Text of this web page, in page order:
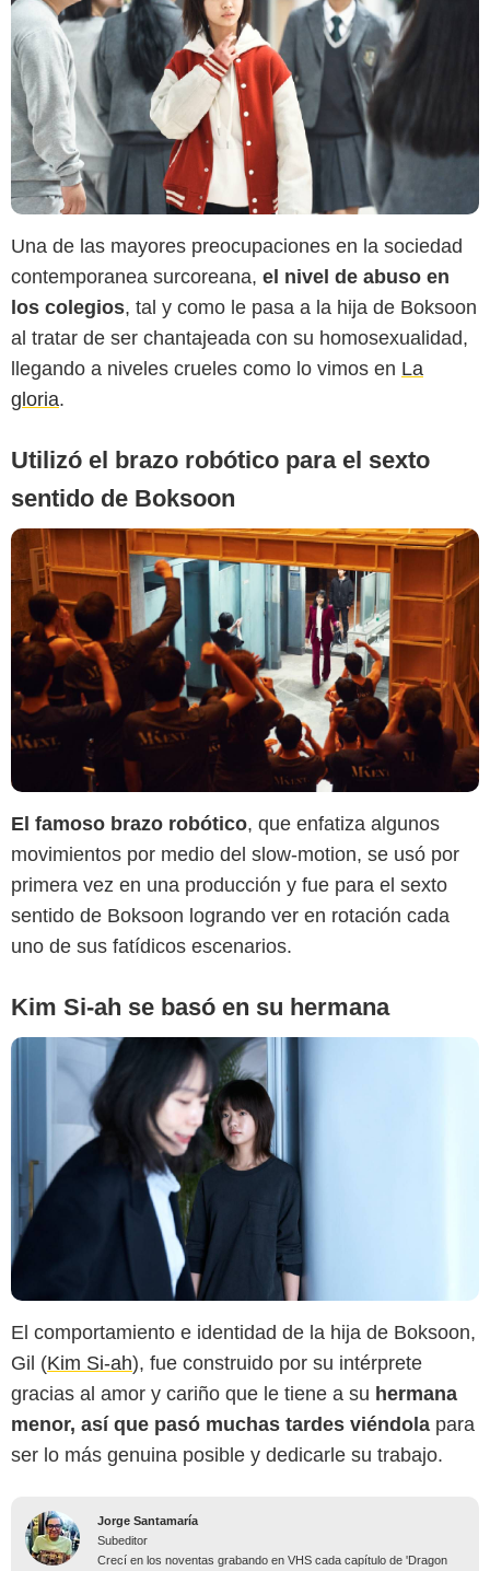
Una de las mayores preocupaciones en la sociedad
contemporanea surcoreana, el nivel de abuso en
los colegios, tal y como le pasa a la hija de Boksoon
al tratar de ser chantajeada con su homosexualidad,
llegando a niveles crueles como lo vimos en La
gloria.
Utilizó el brazo robótico para el sexto
sentido de Boksoon
Netflix
El famoso brazo robótico, que enfatiza algunos
movimientos por medio del slow-motion, se usó por
primera vez en una producción y fue para el sexto
sentido de Boksoon logrando ver en rotación cada
uno de sus fatídicos escenarios.
Kim Si-ah se basó en su hermana
Netflix
El comportamiento e identidad de la hija de Boksoon,
Gil (Kim Si-ah), fue construido por su intérprete
gracias al amor y cariño que le tiene a su hermana
menor, así que pasó muchas tardes viéndola para
ser lo más genuina posible y dedicarle su trabajo.
Jorge Santamaría
Subeditor
Crecí en los noventas grabando en VHS cada capítulo de 'Dragon